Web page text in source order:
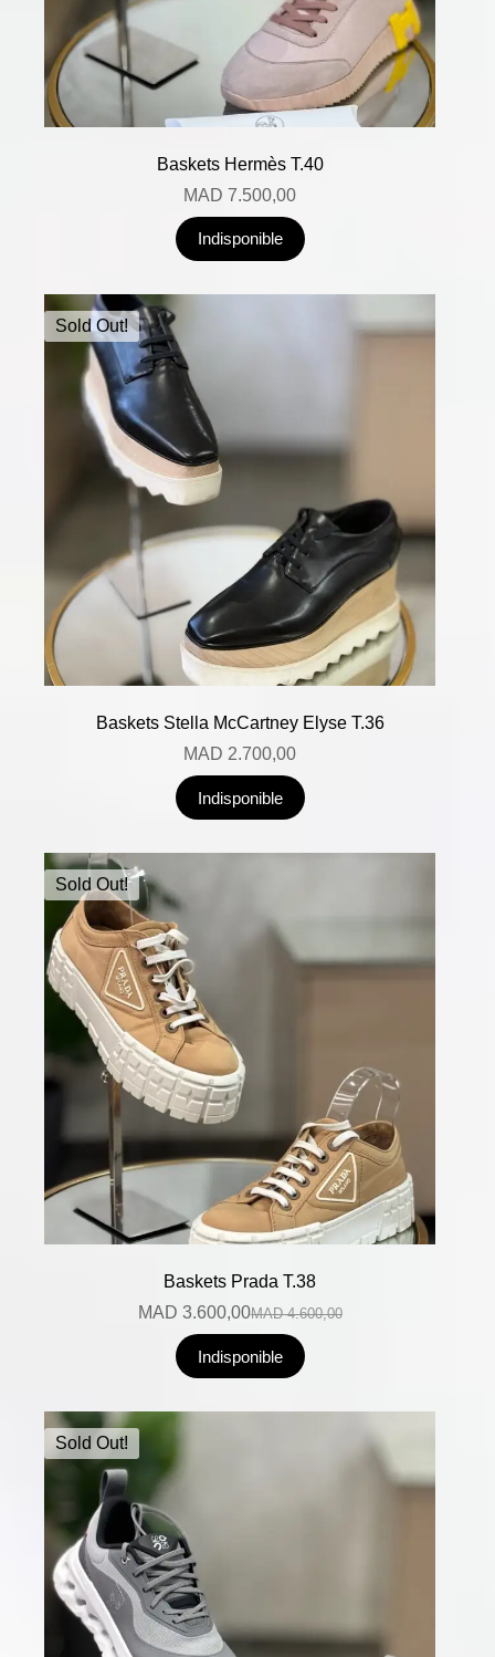
Baskets Hermès T.40
MAD 7.500,00
Indisponible
Sold Out!
Baskets Stella McCartney Elyse T.36
MAD 2.700,00
Indisponible
Sold Out!
Baskets Prada T.38
MAD4.600,00
MAD 3.600,00
Indisponible
Sold Out!